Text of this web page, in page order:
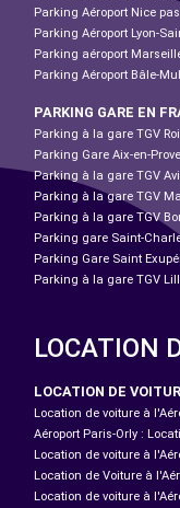
Parking Aéroport Nice
Parking Aéroport Lyon-
Parking aéroport
Parking Aéroport Bâle-
PARKING GARE EN
Parking à la gare TGV
Parking Gare Aix-en-
Parking à la gare TGV
Parking à la gare TGV
Parking à la gare TGV
Parking gare Saint-
Parking Gare Saint
Parking à la gare TGV
LOCATION
LOCATION DE
Location de voiture à
Aéroport Paris-Orly :
Location de voiture à
Location de Voiture à
Location de voiture à